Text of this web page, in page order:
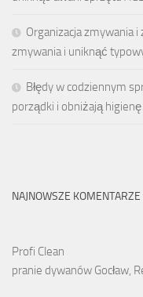
Organizacja zmywania
zmywania i uniknąć
Błędy w codziennym
porządki i obniżają
NAJNOWSZE KOMENTARZE
Profi Clean
pranie dywanów Gocław,